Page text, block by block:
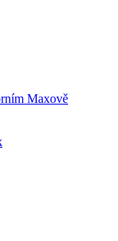
Maxově